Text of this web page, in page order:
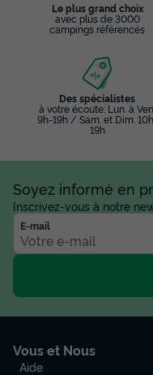
Le plus grand choix
avec plus de 3000
campings référencés
Des spécialistes
à votre écoute: Lun. à Ven.
9h-19h / Sam. et Dim.
19h
Soyez informé en
Inscrivez-vous à notre
E-mail
Vous et Nous
Aide